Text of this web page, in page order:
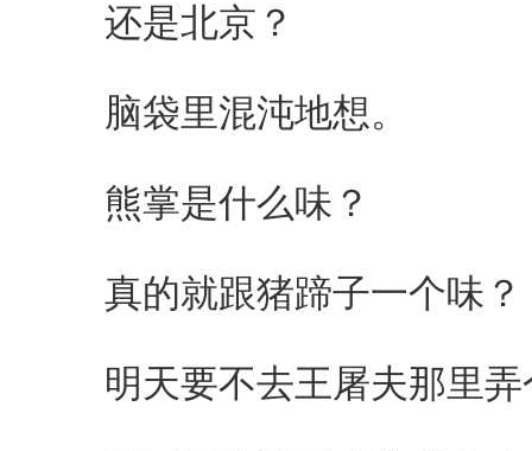
还是北京？
脑袋里混沌地想。
熊掌是什么味？
真的就跟猪蹄子一个味？
明天要不去王屠夫那里弄